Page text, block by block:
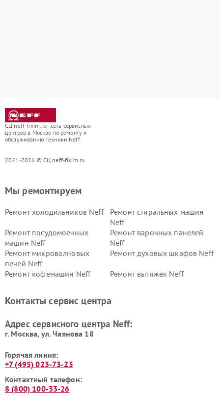
СЦ neff-fixim.ru - сеть сервисных
центров в Москве по ремонту и
обслуживанию техники Neff
2021-2026 © СЦ neff-fixim.ru
Мы ремонтируем
Ремонт холодильников Neff
Ремонт стиральных машин
Neff
Ремонт посудомоечных
машин Neff
Ремонт варочных панелей
Neff
Ремонт микроволновых
печей Neff
Ремонт духовых шкафов Neff
Ремонт кофемашин Neff Ремонт вытяжек Neff
Контакты сервис центра
Адрес сервисного центра Neff:
г. Москва, ул. Чаянова 18
Горячая линия:
+7 (495) 023-73-25
Контактный телефон:
8 (800) 100-33-26